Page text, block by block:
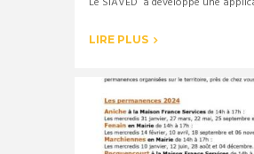
LIRE PLUS